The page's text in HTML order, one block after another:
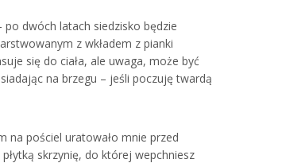
dwóch latach siedzisko będzie
z wkładem z pianki
się do ciała, ale uwaga, może być
na brzegu – jeśli poczuję twardą
na pościel uratowało mnie przed
skrzynię, do której wepchniesz